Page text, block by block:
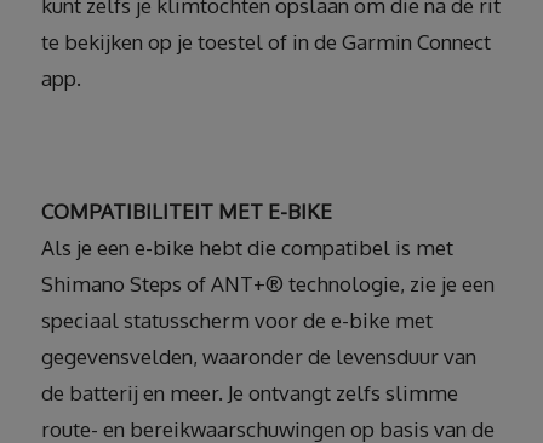
kunt zelfs je klimtochten opslaan om die na de rit
te bekijken op je toestel of in de Garmin Connect
app.
COMPATIBILITEIT MET E-BIKE
Als je een e-bike hebt die compatibel is met
Shimano Steps of ANT+® technologie, zie je een
speciaal statusscherm voor de e-bike met
gegevensvelden, waaronder de levensduur van
de batterij en meer. Je ontvangt zelfs slimme
route- en bereikwaarschuwingen op basis van de